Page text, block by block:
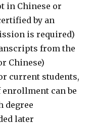
in Chinese or
by an
is required)
from the
Chinese)
current students,
can be
degree
later